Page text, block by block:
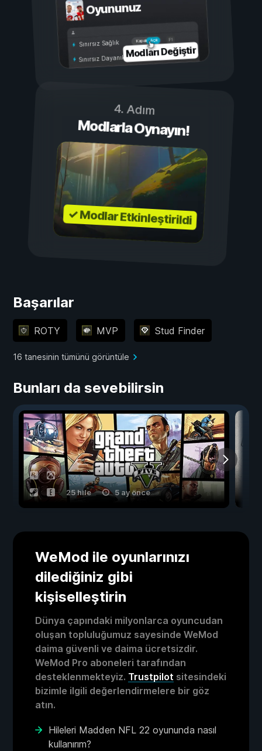
Oyununuz
Açık
Kapalı
Sınırsız Sağlık
Sınırsız DayanıklılıkModları Değiştir
4. Adım
Modlarla Oynayın!
✓ Modlar Etkinleştirildi
Başarılar
ROTY MVP Stud Finder
16 tanesinin tümünü görüntüle
Bunları da sevebilirsin
25 hile 5 ay önce
WeMod ile oyunlarınızı
dilediğiniz gibi
kişiselleştirin
Dünya çapındaki milyonlarca oyuncudan
oluşan topluluğumuz sayesinde WeMod
daima güvenli ve daima ücretsizdir.
WeMod Pro aboneleri tarafından
desteklenmekteyiz. Trustpilot sitesindeki
bizimle ilgili değerlendirmelere bir göz
atın.
Hileleri Madden NFL 22 oyununda nasıl
kullanırım?